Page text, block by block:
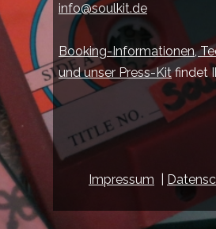
info@soulkit.de
Booking-Informationen,
und unser Press-Kitfindet
Impressum